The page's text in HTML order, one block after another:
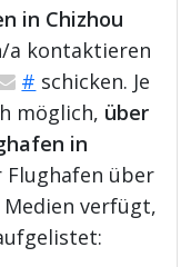
in Chizhou
kontaktieren
# schicken. Je
möglich, über
in
Flughafen über
verfügt,